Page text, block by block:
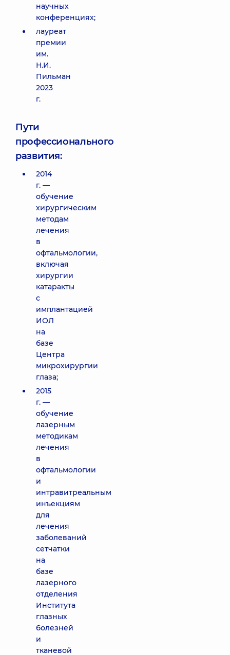
научных
конференциях;
лауреат
премии
им.
Н.И.
Пильман
2023
г.
Пути
профессионального
развития:
2014
г. —
обучение
хирургическим
методам
лечения
в
офтальмологии,
включая
хирургии
катаракты
с
имплантацией
ИОЛ
на
базе
Центра
микрохирургии
глаза;
2015
г. —
обучение
лазерным
методикам
лечения
в
офтальмологии
и
интравитреальным
инъекциям
для
лечения
заболеваний
сетчатки
на
базе
лазерного
отделения
Института
глазных
болезней
и
тканевой